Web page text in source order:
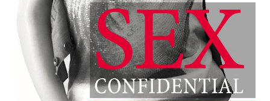
erótica de hacer el amor bajo un manto de estrellas, ya sea
sobre la hierba o en el balcón de un apartamento de
vacaciones. Ilustración de Aype Beven El uso de menos ropa
en la playa y las transparencias también ayudan a activar el
deseo sexual. Las fantasías relacionadas con la playa son de
las más recurrentes tanto en la imaginación de las mujeres